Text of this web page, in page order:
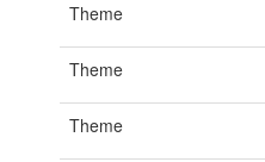
Theme
Theme
Theme